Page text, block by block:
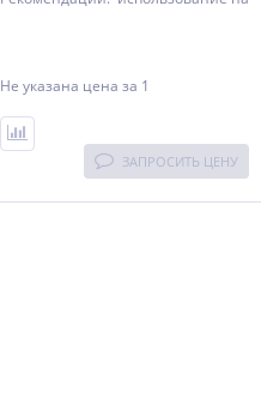
Не указана цена за 1
ЗАПРОСИТЬ ЦЕНУ